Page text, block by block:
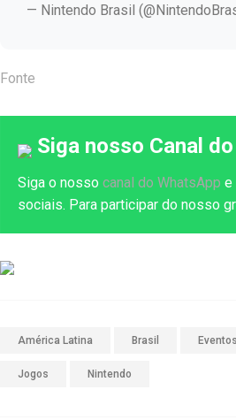
— Nintendo Brasil
Fonte
Siga nosso Canal
Siga o nossocanal do WhatsApp e
sociais. Para participar do nosso
América Latina Brasil Eventos
Jogos Nintendo